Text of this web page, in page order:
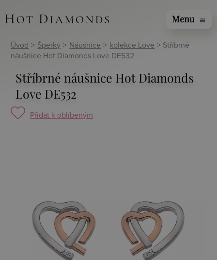
Menu menu
Úvod > Šperky > Náušnice > kolekce Love > Stříbrné
náušnice Hot Diamonds Love DE532
Stříbrné náušnice Hot Diamonds
Love DE532
Přidat k oblíbeným